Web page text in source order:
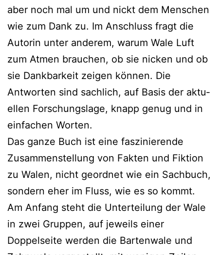
aber noch mal um und nickt dem Menschen
wie zum Dank zu. Im Anschluss fragt die
Autorin unter ande­rem, war­um Wale Luft
zum Atmen brau­chen, ob sie nicken und ob
sie Dankbarkeit zei­gen kön­nen. Die
Antworten sind sach­lich, auf Basis der aktu­
el­len Forschungslage, knapp genug und in
ein­fa­chen Worten.
Das gan­ze Buch ist eine fas­zi­nie­ren­de
Zusammenstellung von Fakten und Fiktion
zu Walen, nicht geord­net wie ein Sachbuch,
son­dern eher im Fluss, wie es so kommt.
Am Anfang steht die Unterteilung der Wale
in zwei Gruppen, auf jeweils einer
Doppelseite wer­den die Bartenwale und